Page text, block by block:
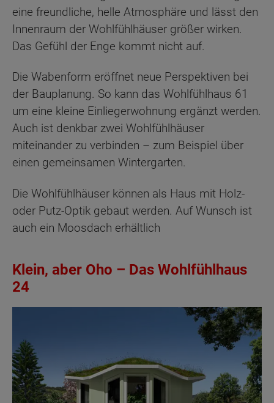
eine freundliche, helle Atmosphäre und lässt den
Innenraum der Wohlfühlhäuser größer wirken.
Das Gefühl der Enge kommt nicht auf.
Die Wabenform eröffnet neue Perspektiven bei
der Bauplanung. So kann das Wohlfühlhaus 61
um eine kleine Einliegerwohnung ergänzt werden.
Auch ist denkbar zwei Wohlfühlhäuser
miteinander zu verbinden – zum Beispiel über
einen gemeinsamen Wintergarten.
Die Wohlfühlhäuser können als Haus mit Holz-
oder Putz-Optik gebaut werden. Auf Wunsch ist
auch ein Moosdach erhältlich
Klein, aber Oho – Das Wohlfühlhaus
24